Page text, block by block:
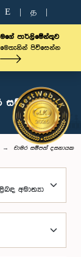
E த
මගේ පාර්ලිමේන්තුව
මෙතැනින් පිවිසෙන්න
සම්පත්
චාමර සම්පත් දසනායක